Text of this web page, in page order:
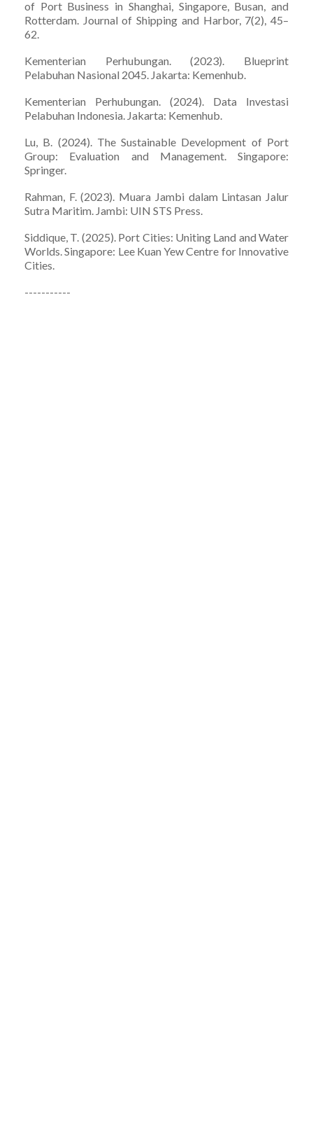
of Port Business in Shanghai, Singapore, Busan, and
Rotterdam. Journal of Shipping and Harbor, 7(2), 45–
62.
Kementerian Perhubungan. (2023). Blueprint
Pelabuhan Nasional 2045. Jakarta: Kemenhub.
Kementerian Perhubungan. (2024). Data Investasi
Pelabuhan Indonesia. Jakarta: Kemenhub.
Lu, B. (2024). The Sustainable Development of Port
Group: Evaluation and Management. Singapore:
Springer.
Rahman, F. (2023). Muara Jambi dalam Lintasan Jalur
Sutra Maritim. Jambi: UIN STS Press.
Siddique, T. (2025). Port Cities: Uniting Land and Water
Worlds. Singapore: Lee Kuan Yew Centre for Innovative
Cities.
-----------